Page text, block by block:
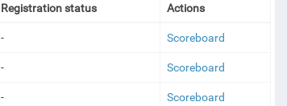
Registration status Actions
- Scoreboard
- Scoreboard
- Scoreboard